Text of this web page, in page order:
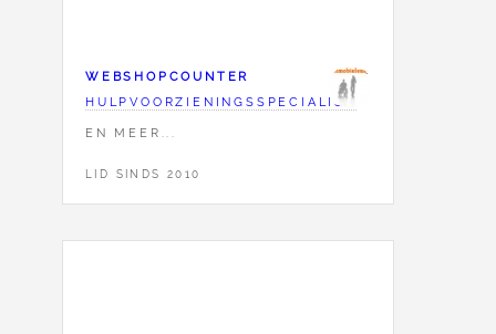
WEBSHOPCOUNTER
HULPVOORZIENINGSSPECIALIST
EN MEER...
LID SINDS 2010